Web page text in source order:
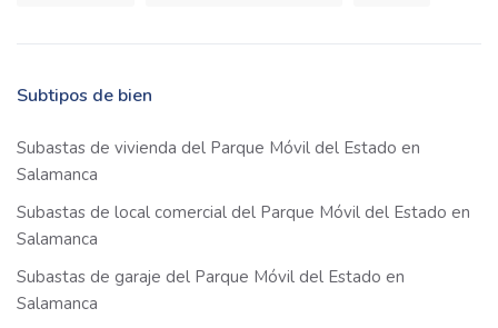
Subtipos de bien
Subastas de vivienda del Parque Móvil del Estado en
Salamanca
Subastas de local comercial del Parque Móvil del Estado en
Salamanca
Subastas de garaje del Parque Móvil del Estado en
Salamanca